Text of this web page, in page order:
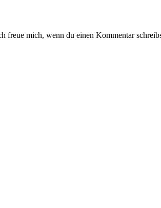
freue mich, wenn du einen Kommentar